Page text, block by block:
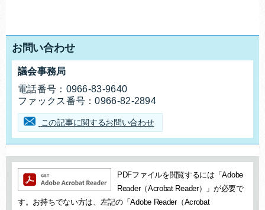
お問い合わせ
お問合せ先
議会事務局
電話番号： 0966-83-9640
ファックス番号：0966-82-2894
この記事に関するお問い合わせ
追加情報：PDFファイル
PDFファイルを閲覧するには「Adobe
Reader（Acrobat Reader）」が必要で
す。お持ちでない方は、左記の「Adobe Reader（Acrobat